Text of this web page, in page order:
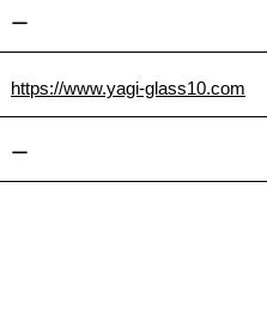
ー
https://www.yagi-glass10.com
ー